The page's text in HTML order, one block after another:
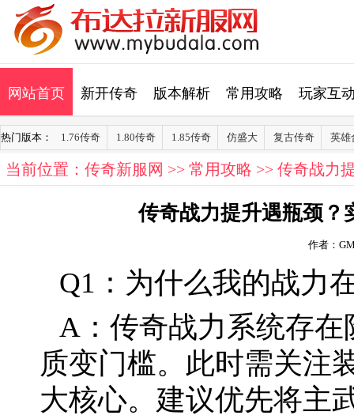
网站首页 新开传奇 版本解析 常用攻略 玩家互
热门版本： 1.76传奇 1.80传奇 1.85传奇 仿盛大 复古传奇 英雄
当前位置： 传奇新服网 >> 常用攻略 >> 传奇战力
传奇战力提升遇瓶颈？
作者：
Q1：为什么我的战力
A：传奇战力系统存
质变门槛。此时需关注
大核心。建议优先将主